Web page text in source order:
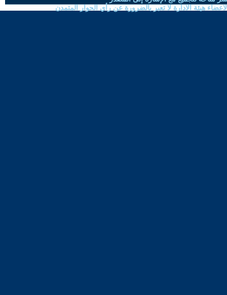
هيئة الادارة لا تعبر بالضرورة عن رأي الحوار المتمدن